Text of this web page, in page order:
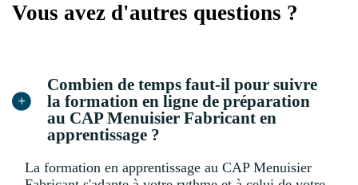
Vous avez d'autres questions ?
Combien de temps faut-il pour suivre
la formation en ligne de préparation
au CAP Menuisier Fabricant en
apprentissage ?
La formation en apprentissage au CAP Menuisier